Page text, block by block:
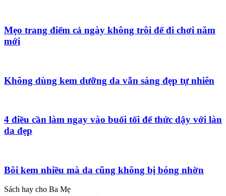
Mẹo trang điểm cả ngày không trôi để đi chơi năm
mới
Không dùng kem dưỡng da vẫn sáng đẹp tự nhiên
4 điều cần làm ngay vào buổi tối để thức dậy với làn
da đẹp
Bôi kem nhiều mà da cũng không bị bóng nhờn
Sách hay cho Ba Mẹ